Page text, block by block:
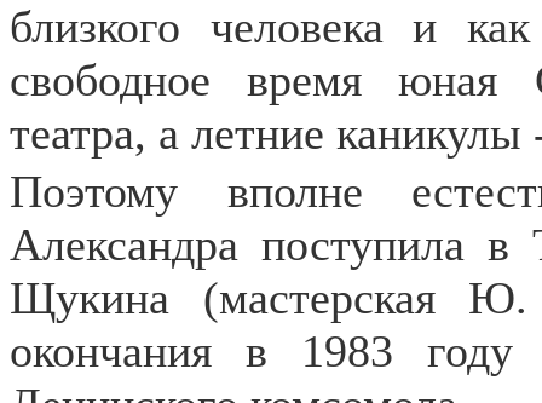
близкого человека и
свободное время юная
театра, а летние
Поэтому вполне
Александра поступила
Щукина (мастерская Ю.
окончания в 1983 году